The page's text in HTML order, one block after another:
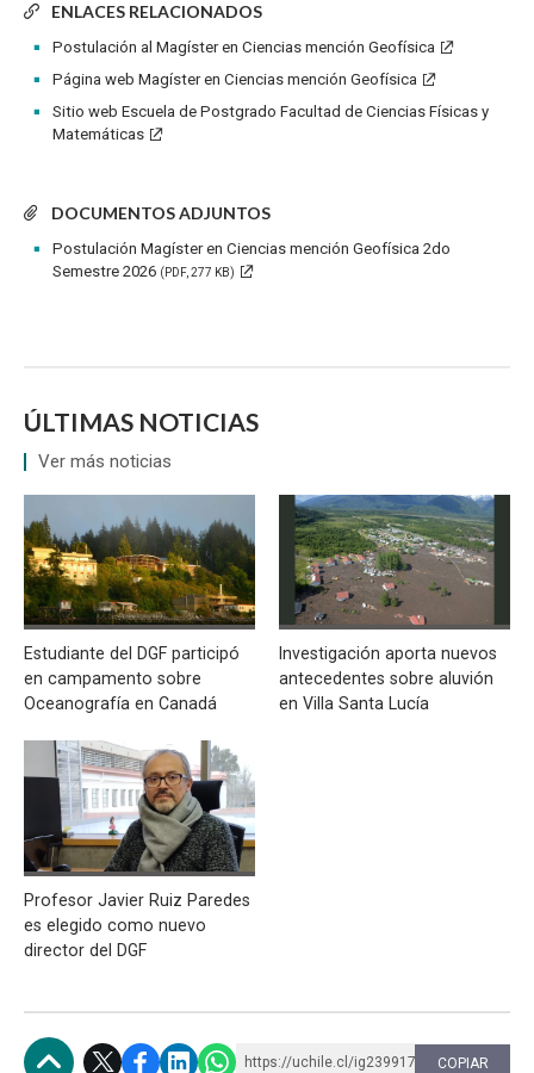
ENLACES RELACIONADOS
Postulación al Magíster en Ciencias mención Geofísica
Página web Magíster en Ciencias mención Geofísica
Sitio web Escuela de Postgrado Facultad de Ciencias Físicas y
Matemáticas
DOCUMENTOS ADJUNTOS
Postulación Magíster en Ciencias mención Geofísica 2do
Semestre 2026 (PDF, 277 KB)
ÚLTIMAS NOTICIAS
Ver más noticias
Estudiante del DGF participó
en campamento sobre
Oceanografía en Canadá
Investigación aporta nuevos
antecedentes sobre aluvión
en Villa Santa Lucía
Profesor Javier Ruiz Paredes
es elegido como nuevo
director del DGF
https://uchile.cl/ig239917 COPIAR